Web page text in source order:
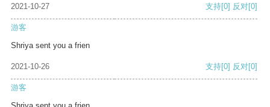
2021-10-27 支持[0] 反对[0]
游客
Shriya sent you a frien
2021-10-26 支持[0] 反对[0]
游客